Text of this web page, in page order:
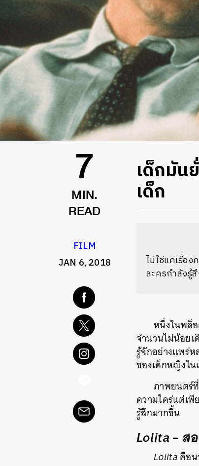
7
MIN.
READ
FILM
JAN 6, 2018
เด็กมัน
เด็ก
ไม่ใช่แค่เรื่อ
ละครกำลังรู้
หนึ่งในพล็
จำนวนไม่น้อยเ
รู้จักอย่างแพร่ห
ของเด็กหญิงใ
ภาพยนตร์
ความใคร่แต่เพี
รู้สึกมากขึ้น
Lolita – ส
Lolitaคือน